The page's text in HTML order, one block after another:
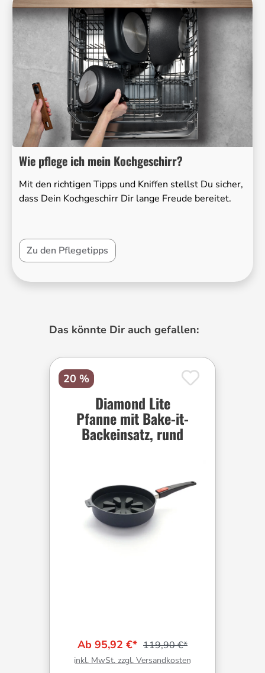
Wie pflege ich mein Kochgeschirr?
Mit den richtigen Tipps und Kniffen stellst Du sicher,
dass Dein Kochgeschirr Dir lange Freude bereitet.
Zu den Pflegetipps
Produktgalerie überspringen
Das könnte Dir auch gefallen:
20 %
Diamond Lite
Pfanne mit Bake-it-
Backeinsatz, rund
Ab 95,92 €* 119,90 €*
inkl. MwSt. zzgl. Versandkosten